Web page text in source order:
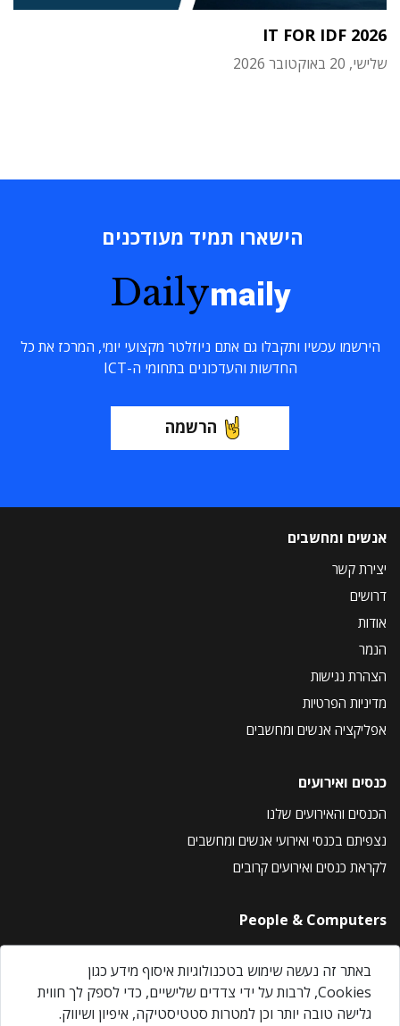
IT FOR IDF 2026
שלישי, 20 באוקטובר 2026
הישארו תמיד מעודכנים
Dailymaily
הירשמו עכשיו ותקבלו גם אתם ניוזלטר מקצועי יומי, המרכז את כל
החדשות והעדכונים בתחומי ה-ICT
הרשמה
אנשים ומחשבים
יצירת קשר
דרושים
אודות
הנמר
הצהרת נגישות
מדיניות הפרטיות
אפליקציה אנשים ומחשבים
כנסים ואירועים
הכנסים והאירועים שלנו
נצפיתם בכנסי ואירועי אנשים ומחשבים
לקראת כנסים ואירועים קרובים
People & Computers
About Us
Privacy Policy
Contact Us
באתר זה נעשה שימוש בטכנולוגיות איסוף מידע כגון
Cookies, לרבות על ידי צדדים שלישיים, כדי לספק לך חווית
גלישה טובה יותר וכן למטרות סטטיסטיקה, איפיון ושיווק.